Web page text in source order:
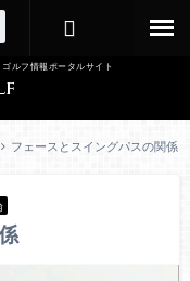
ルフ情報ポータルサイト
フェースとスイングパスの関係